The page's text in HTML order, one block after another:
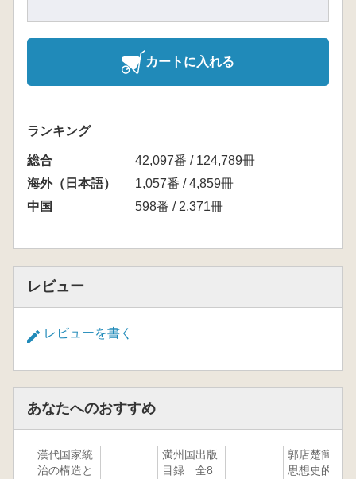
カートに入れる
ランキング
総合
42,097番 / 124,789冊
海外（日本語）
1,057番 / 4,859冊
中国
598番 / 2,371冊
レビュー
レビューを書く
あなたへのおすすめ
漢代国家統
治の構造と
満州国出版
目録 全8
郭店楚簡の
思想史的研